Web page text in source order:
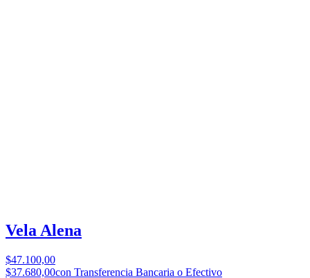
Vela Alena
$47.100,00
$37.680,00con Transferencia Bancaria o Efectivo